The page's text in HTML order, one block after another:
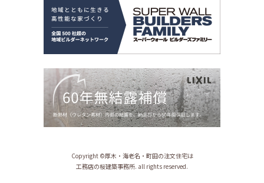
Copyright ©︎厚木・海老名・町田の注文住宅は
工務店の桜建築事務所. all rights reserved.